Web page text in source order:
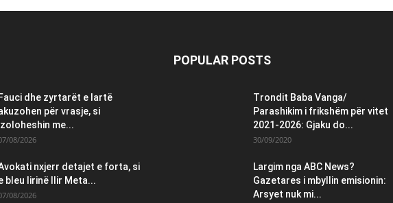
Fauci dhe zyrtarët e lartë
për vrasje, si
me...
08/2026
nxjerr detajet e forta, si
bleu lirinë Ilir Meta...
08/2026
POPULAR POSTS
Trondit Baba Vanga/
Parashikim i frikshëm për vitet
2021-2026: Gjaku do...
30/09/2020
Largim nga ABC News?
Gazetares i mbyllin emisionin:
Arsyet nuk mi...